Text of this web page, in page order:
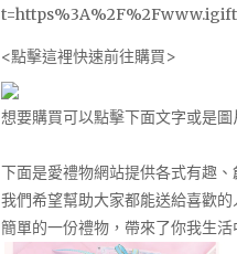
<點擊這裡快速前往購買>
想要購買可以點擊下面文字或是
下面是愛禮物網站提供各式有趣、
我們希望幫助大家都能送給喜歡
簡單的一份禮物，帶來了你我生活